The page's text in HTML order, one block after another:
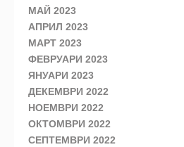
МАЙ 2023
АПРИЛ 2023
МАРТ 2023
ФЕВРУАРИ 2023
ЯНУАРИ 2023
ДЕКЕМВРИ 2022
НОЕМВРИ 2022
ОКТОМВРИ 2022
СЕПТЕМВРИ 2022